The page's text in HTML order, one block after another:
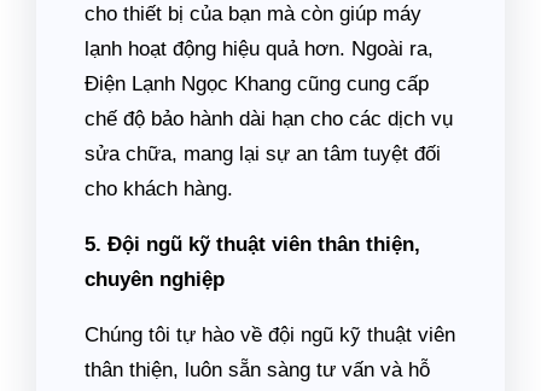
cho thiết bị của bạn mà còn giúp máy
lạnh hoạt động hiệu quả hơn. Ngoài ra,
Điện Lạnh Ngọc Khang cũng cung cấp
chế độ bảo hành dài hạn cho các dịch vụ
sửa chữa, mang lại sự an tâm tuyệt đối
cho khách hàng.
5. Đội ngũ kỹ thuật viên thân thiện,
chuyên nghiệp
Chúng tôi tự hào về đội ngũ kỹ thuật viên
thân thiện, luôn sẵn sàng tư vấn và hỗ